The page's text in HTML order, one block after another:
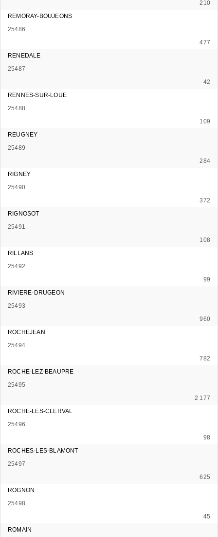
210
REMORAY-BOUJEONS
25486
477
RENEDALE
25487
42
RENNES-SUR-LOUE
25488
109
REUGNEY
25489
284
RIGNEY
25490
372
RIGNOSOT
25491
108
RILLANS
25492
99
RIVIERE-DRUGEON
25493
960
ROCHEJEAN
25494
782
ROCHE-LEZ-BEAUPRE
25495
2 177
ROCHE-LES-CLERVAL
25496
98
ROCHES-LES-BLAMONT
25497
625
ROGNON
25498
45
ROMAIN